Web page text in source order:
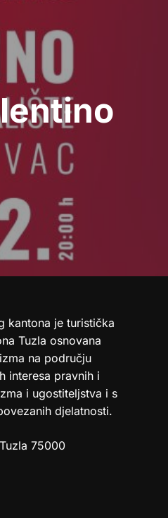
kantona je turistička
Tuzla osnovana
na području
interesa pravnih i
i ugostiteljstva i s
djelatnosti.
75000